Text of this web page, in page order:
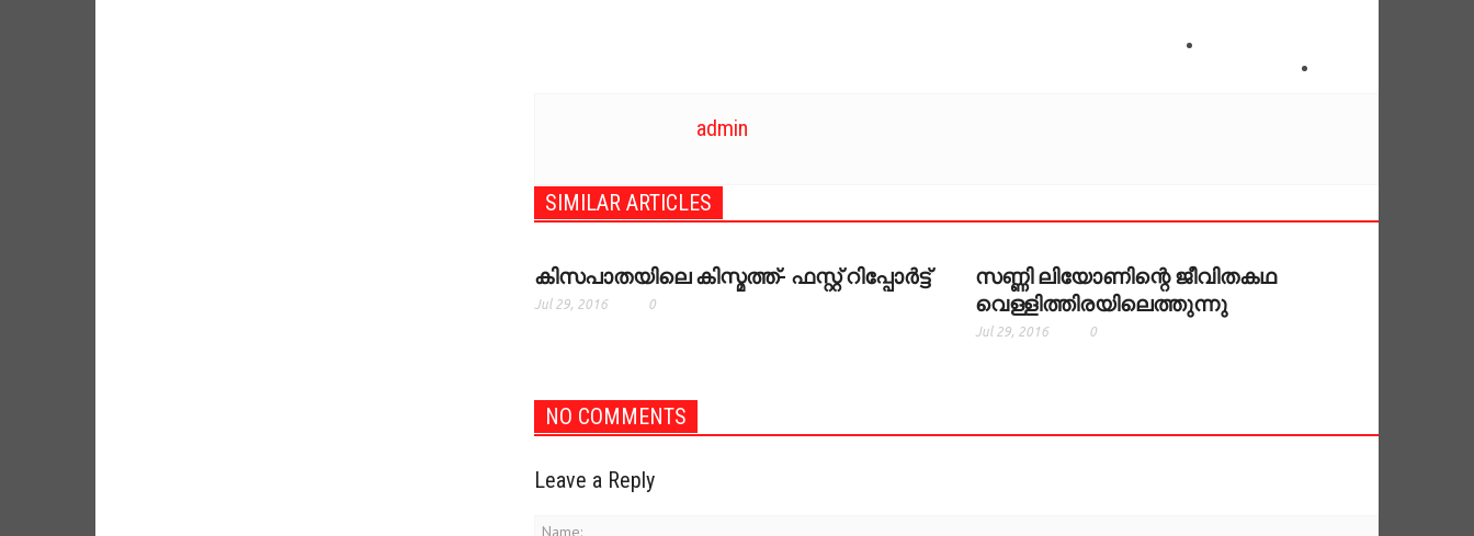
admin
SIMILAR ARTICLES
കിസപാതയിലെ കിസ്മത്ത്- ഫസ്റ്റ് റിപ്പോര്‍ട്ട്
Jul 29, 2016 0
സണ്ണി ലിയോണിന്റെ ജീവിതകഥ
വെള്ളിത്തിരയിലെത്തുന്നു
Jul 29, 2016 0
NO COMMENTS
Leave a Reply